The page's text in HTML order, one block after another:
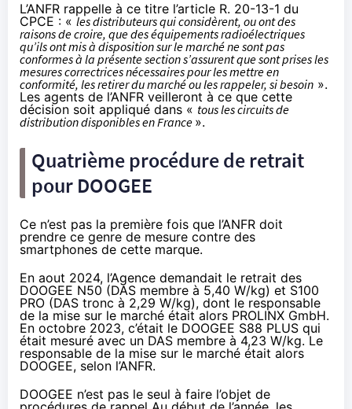
L’ANFR rappelle à ce titre l’article R. 20-13-1 du
CPCE : « les distributeurs qui considèrent, ou ont des
raisons de croire, que des équipements radioélectriques
qu’ils ont mis à disposition sur le marché ne sont pas
conformes à la présente section s’assurent que sont prises les
mesures correctrices nécessaires pour les mettre en
conformité, les retirer du marché ou les rappeler, si besoin ».
Les agents de l’ANFR veilleront à ce que cette
décision soit appliqué dans « tous les circuits de
distribution disponibles en France ».
Quatrième procédure de retrait
pour DOOGEE
Ce n’est pas la première fois que l’ANFR doit
prendre ce genre de mesure contre des
smartphones de cette marque.
En aout 2024, l’Agence demandait le retrait des
DOOGEE N50 (DAS membre à 5,40 W/kg) et S100
PRO (DAS tronc à 2,29 W/kg), dont le responsable
de la mise sur le marché était alors PROLINX GmbH.
En octobre 2023, c’était le DOOGEE S88 PLUS qui
était mesuré avec un DAS membre à 4,23 W/kg. Le
responsable de la mise sur le marché était alors
DOOGEE, selon l’ANFR.
DOOGEE n’est pas le seul à faire l’objet de